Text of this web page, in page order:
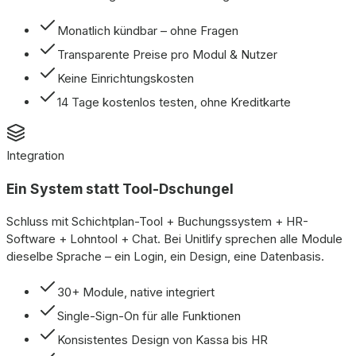
Monatlich kündbar – ohne Fragen
Transparente Preise pro Modul & Nutzer
Keine Einrichtungskosten
14 Tage kostenlos testen, ohne Kreditkarte
Integration
Ein System statt Tool-Dschungel
Schluss mit Schichtplan-Tool + Buchungssystem + HR-
Software + Lohntool + Chat. Bei Unitlify sprechen alle Module
dieselbe Sprache – ein Login, ein Design, eine Datenbasis.
30+ Module, native integriert
Single-Sign-On für alle Funktionen
Konsistentes Design von Kassa bis HR